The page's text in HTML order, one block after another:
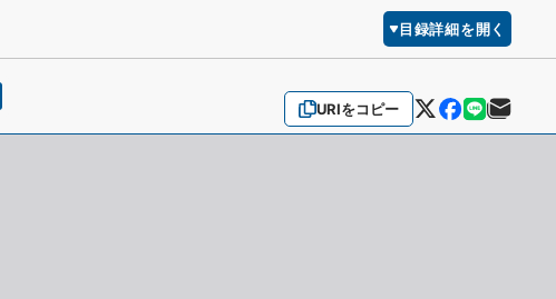
目録詳細を開く
URIをコピー